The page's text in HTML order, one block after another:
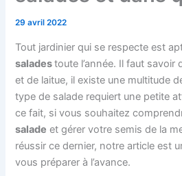
29 avril 2022
Tout jardinier qui se respecte est
saladestoute l’année. Il faut savoir
et de laitue, il existe une multitude
type de salade requiert une petite
ce fait, si vous souhaitez
salade et gérer votre semis de la
réussir ce dernier, notre article est
vous préparer à l’avance.